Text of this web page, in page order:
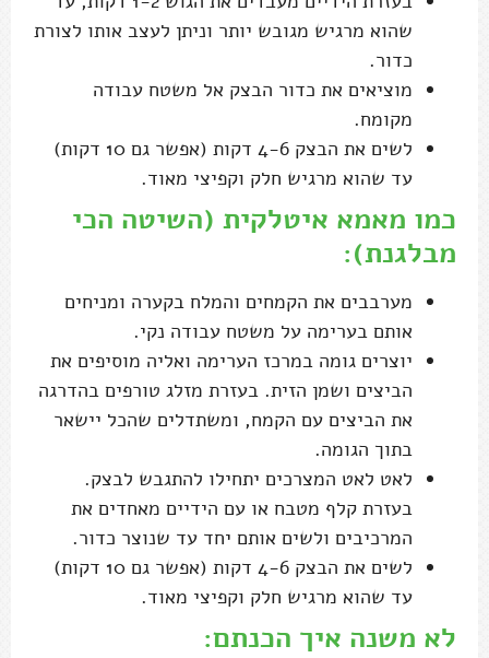
שהוא מרגיש מגובש יותר וניתן לעצב אותו לצורת
כדור.
מוציאים את כדור הבצק אל משטח עבודה
מקומח.
לשים את הבצק 4-6 דקות (אפשר גם 10 דקות)
עד שהוא מרגיש חלק וקפיצי מאוד.
כמו מאמא איטלקית (השיטה הכי
מבלגנת):
מערבבים את הקמחים והמלח בקערה ומניחים
אותם בערימה על משטח עבודה נקי.
יוצרים גומה במרכז הערימה ואליה מוסיפים את
הביצים ושמן הזית. בעזרת מזלג טורפים בהדרגה
את הביצים עם הקמח, ומשתדלים שהכל יישאר
בתוך הגומה.
לאט לאט המצרכים יתחילו להתגבש לבצק.
בעזרת קלף מטבח או עם הידיים מאחדים את
המרכיבים ולשים אותם יחד עד שנוצר כדור.
לשים את הבצק 4-6 דקות (אפשר גם 10 דקות)
עד שהוא מרגיש חלק וקפיצי מאוד.
לא משנה איך הכנתם: